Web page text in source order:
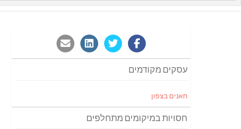
עסקים מקודמים
חאנים בצפון
חסויות במיקומים מתחלפים